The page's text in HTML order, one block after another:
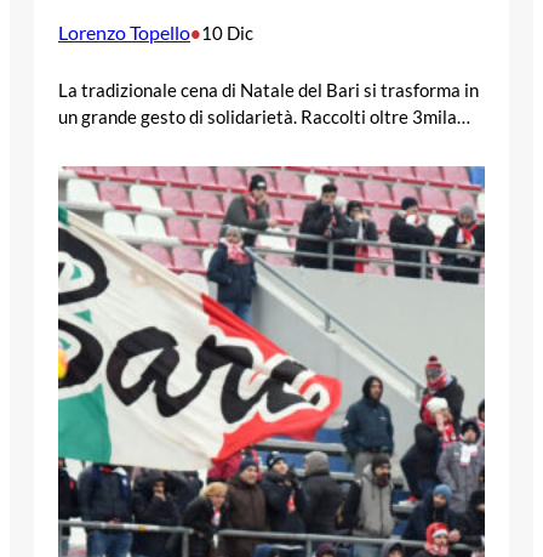
Lorenzo Topello•10 Dic
La tradizionale cena di Natale del Bari si trasforma in
un grande gesto di solidarietà. Raccolti oltre 3mila…